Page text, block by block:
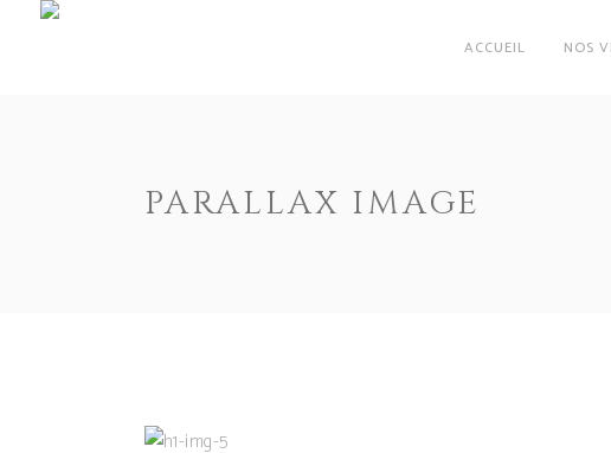
ACCUEIL NOS
PARALLAX IMAGE